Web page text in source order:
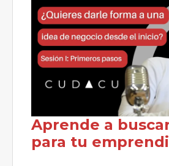
Aprende a
para tu